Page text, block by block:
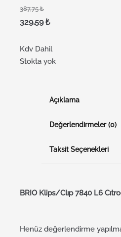
387,75₺
329,59₺
Kdv Dahil
Stokta yok
Açıklama
Değerlendirmeler (0)
Taksit Seçenekleri
BRIOKlips/Clıp 7840 L6
Henüz değerlendirme